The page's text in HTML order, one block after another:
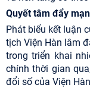
Quyết tâm đẩy
Phát biểu kết luận
tịch Viện Hàn lâm
trong triển khai
chính thời gian
đổi số của Viện